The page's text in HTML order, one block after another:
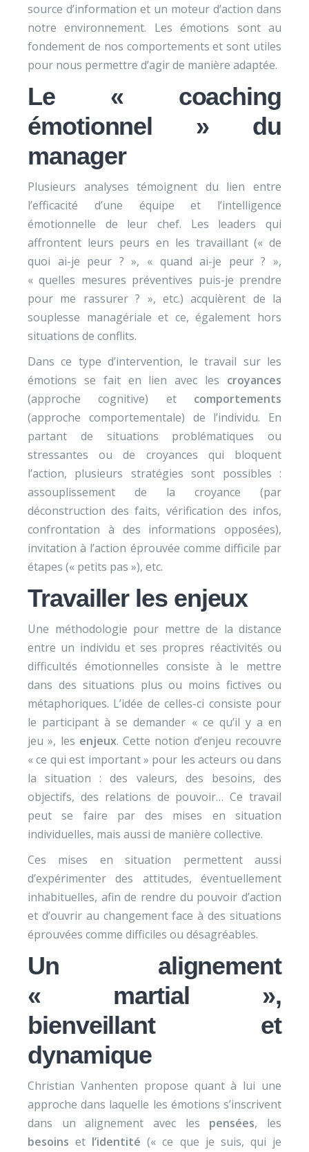
source d’information et un moteur d’action dans
notre environnement. Les émotions sont au
fondement de nos comportements et sont utiles
pour nous permettre d’agir de manière adaptée.
Le « coaching
émotionnel » du
manager
Plusieurs analyses témoignent du lien entre
l’efficacité d’une équipe et l’intelligence
émotionnelle de leur chef. Les leaders qui
affrontent leurs peurs en les travaillant (« de
quoi ai-je peur ? », « quand ai-je peur ? »,
« quelles mesures préventives puis-je prendre
pour me rassurer ? », etc.) acquièrent de la
souplesse managériale et ce, également hors
situations de conflits.
Dans ce type d’intervention, le travail sur les
émotions se fait en lien avec les croyances
(approche cognitive) et comportements
(approche comportementale) de l’individu. En
partant de situations problématiques ou
stressantes ou de croyances qui bloquent
l’action, plusieurs stratégies sont possibles :
assouplissement de la croyance (par
déconstruction des faits, vérification des infos,
confrontation à des informations opposées),
invitation à l’action éprouvée comme difficile par
étapes (« petits pas »), etc.
Travailler les enjeux
Une méthodologie pour mettre de la distance
entre un individu et ses propres réactivités ou
difficultés émotionnelles consiste à le mettre
dans des situations plus ou moins fictives ou
métaphoriques. L’idée de celles-ci consiste pour
le participant à se demander « ce qu’il y a en
jeu », les enjeux. Cette notion d’enjeu recouvre
« ce qui est important » pour les acteurs ou dans
la situation : des valeurs, des besoins, des
objectifs, des relations de pouvoir… Ce travail
peut se faire par des mises en situation
individuelles, mais aussi de manière collective.
Ces mises en situation permettent aussi
d’expérimenter des attitudes, éventuellement
inhabituelles, afin de rendre du pouvoir d’action
et d’ouvrir au changement face à des situations
éprouvées comme difficiles ou désagréables.
Un alignement
« martial »,
bienveillant et
dynamique
Christian Vanhenten propose quant à lui une
approche dans laquelle les émotions s’inscrivent
dans un alignement avec les pensées, les
besoins et l’identité (« ce que je suis, qui je